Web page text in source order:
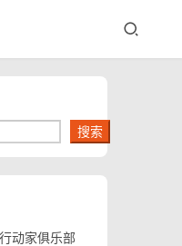
搜索
动家俱乐部